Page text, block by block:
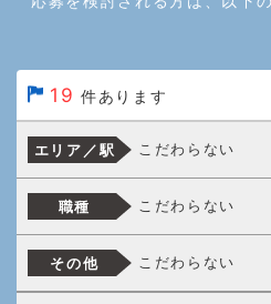
19 件あります
エリア／駅 こだわらない
職種 こだわらない
その他 こだわらない